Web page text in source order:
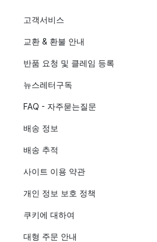
고객서비스
교환 & 환불 안내
반품 요청 및 클레임 등록
뉴스레터구독
FAQ - 자주묻는질문
배송 정보
배송 추적
사이트 이용 약관
개인 정보 보호 정책
쿠키에 대하여
대형 주문 안내